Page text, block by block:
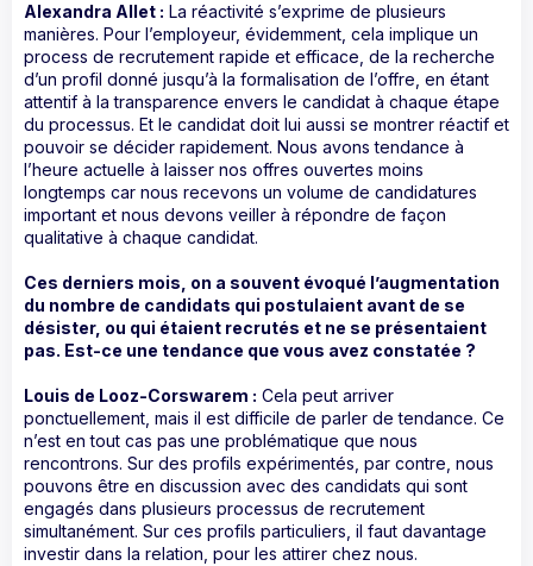
Alexandra Allet : La réactivité s’exprime de plusieurs
manières. Pour l’employeur, évidemment, cela implique un
process de recrutement rapide et efficace, de la recherche
d’un profil donné jusqu’à la formalisation de l’offre, en étant
attentif à la transparence envers le candidat à chaque étape
du processus. Et le candidat doit lui aussi se montrer réactif et
pouvoir se décider rapidement. Nous avons tendance à
l’heure actuelle à laisser nos offres ouvertes moins
longtemps car nous recevons un volume de candidatures
important et nous devons veiller à répondre de façon
qualitative à chaque candidat.
Ces derniers mois, on a souvent évoqué l’augmentation
du nombre de candidats qui postulaient avant de se
désister, ou qui étaient recrutés et ne se présentaient
pas. Est-ce une tendance que vous avez constatée ?
Louis de Looz-Corswarem : Cela peut arriver
ponctuellement, mais il est difficile de parler de tendance. Ce
n’est en tout cas pas une problématique que nous
rencontrons. Sur des profils expérimentés, par contre, nous
pouvons être en discussion avec des candidats qui sont
engagés dans plusieurs processus de recrutement
simultanément. Sur ces profils particuliers, il faut davantage
investir dans la relation, pour les attirer chez nous.